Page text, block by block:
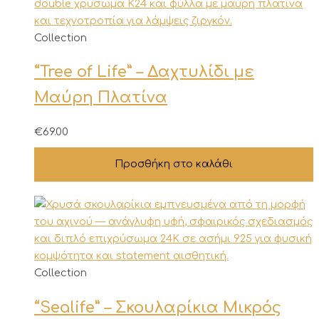
στη
σελίδα
του
Collection
“Tree of Life” – Δαχτυλίδι με
Μαύρη Πλατίνα
€69.00
Προσθήκη στο καλάθι
Collection
“Sealife” – Σκουλαρίκια Μικρός